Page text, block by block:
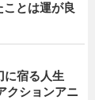
とは運が良
に宿る人生
ションアニ